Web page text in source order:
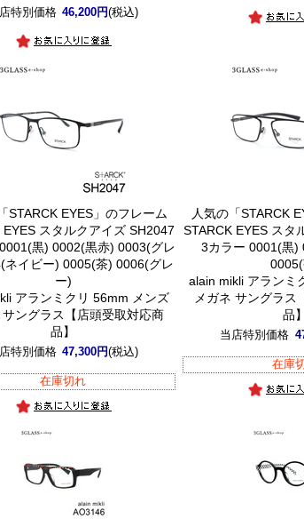
特別価格 46,200円(税込)
STARCK EYES」のフレーム
EYES スタルクアイズ SH2047
黒) 0002(黒赤) 0003(グレ
ネイビー) 0005(茶) 0006(グレ
ー)
アランミクリ 56mm メンズ
サングラス【店頭受取対応商
品】
特別価格 47,300円(税込)
在庫切れ
人気の「STARCK
STARCK EYES スタ
3カラー 0001(黒)
alain mikli アランミ
メガネ サングラス
品】
当店特別価格
在庫